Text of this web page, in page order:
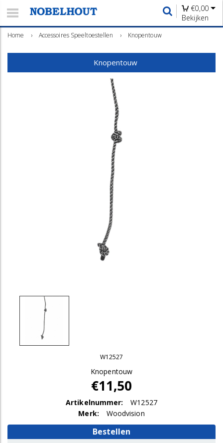
€0,00
Bekijken
Home › Accessoires Speeltoestellen › Knopentouw
Knopentouw
W12527
Knopentouw
€11,50
Artikelnummer:
W12527
Merk:
Woodvision
Bestellen